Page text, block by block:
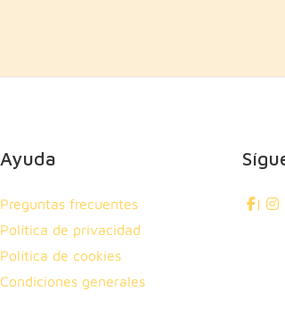
Ayuda
Preguntas frecuentes
Política de privacidad
Política de cookies
Condiciones generales
|